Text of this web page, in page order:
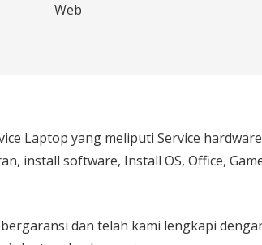
Web
Laptop yang meliputi Service
install software, Install OS, Office,
dan telah kami lengkapi